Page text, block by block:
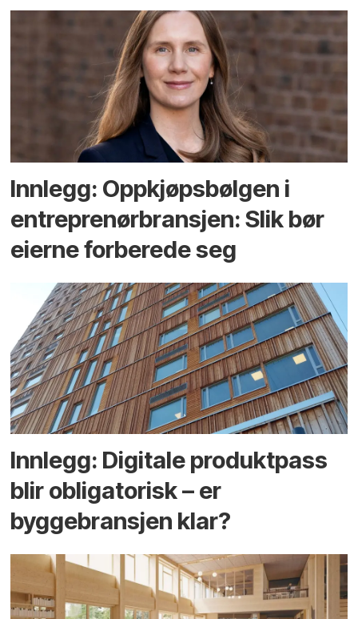
Innlegg: Oppkjøps­bølgen i
entreprenør­bransjen: Slik bør
eierne forberede seg
Innlegg: Digitale produktpass
blir obligatorisk – er
byggebransjen klar?